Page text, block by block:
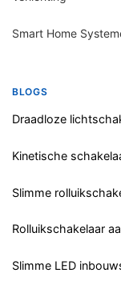
Smart Home
BLOGS
Draadloze
Kinetische
Slimme
Rolluikschakelaar
Slimme LED